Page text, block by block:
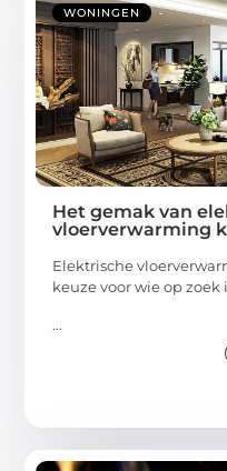
WONINGEN
Het gemak van
vloerverwarming
Elektrische
keuze voor wie op
...